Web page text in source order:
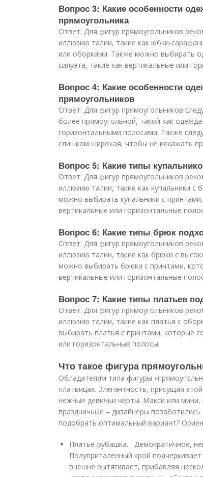
Вопрос 3: Какие особенности
прямоугольника
Ответ: Для фигур прямоугольников
иллюзию талии, такие как юбки-
или оборками. Также можно выбирать
силуэта, такие как вертикальные или
Вопрос 4: Какие особенности
прямоугольников
Ответ: Для фигур прямоугольников
более прямоугольной, такой как
горизонтальными полосами. Также
слишком широкая, чтобы не искажать
Вопрос 5: Какие типы
Ответ: Для фигур прямоугольников
иллюзию талии, такие как купальники
можно выбирать купальники с
вертикальные или горизонтальные
Вопрос 6: Какие типы брюк
Ответ: Для фигур прямоугольников
иллюзию талии, такие как брюки с
можно выбирать брюки с принтами,
вертикальные или горизонтальные
Вопрос 7: Какие типы платьев
Ответ: Для фигур прямоугольников
иллюзию талии, такие как платья с
выбирать платья с принтами, которые
или горизонтальные полосы.
Что такое фигура
Обладателям типа фигуры
платьицах. Элегантность, присущая
нежные девичьи черты. Макси или
праздничные – дизайнеры
подобрать оптимальный вариант?
Платье-рубашка. Демократичное,
Полуприталенный крой
внешне вытягивает, прибавляя